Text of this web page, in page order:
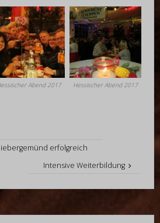
Abend 2017 Hessischer Abend 2017
erfolgreich
Intensive Weiterbildung